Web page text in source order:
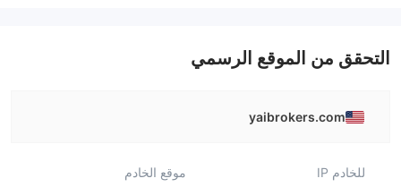
التحقق من الموقع الرسمي
yaibrokers.com
للخادم IP
موقع الخادم